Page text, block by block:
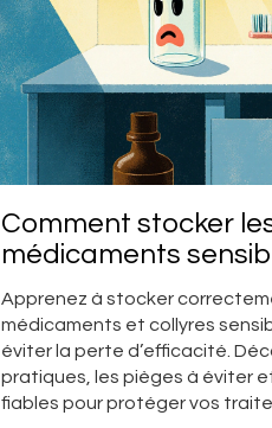
Comment stocker
médicaments
lumière et les collyres
Apprenez à stocker
médicaments et collyres
éviter la perte d’efficacité.
pratiques, les pièges à éviter
fiables pour protéger vos